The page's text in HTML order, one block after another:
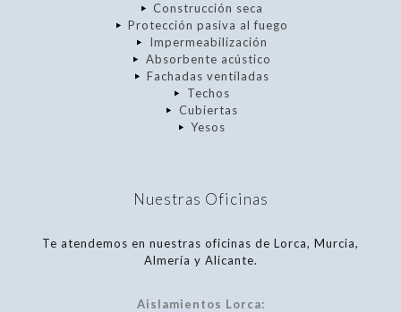
Construcción seca
Protección pasiva al fuego
Impermeabilización
Absorbente acústico
Fachadas ventiladas
Techos
Cubiertas
Yesos
Nuestras Oficinas
Te atendemos en nuestras oficinas de Lorca, Murcia,
Almería y Alicante.
Aislamientos Lorca: